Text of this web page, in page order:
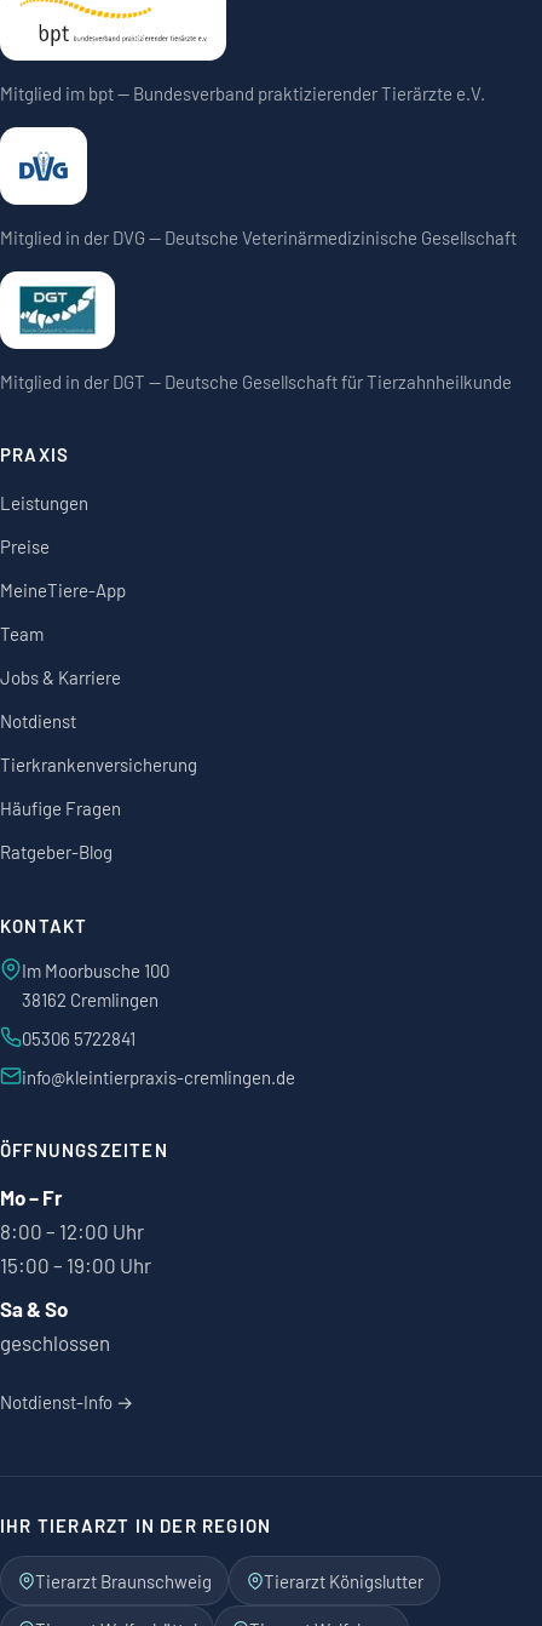
Mitglied im bpt — Bundesverband praktizierender Tierärzte e.V.
Mitglied in der DVG — Deutsche Veterinärmedizinische Gesellschaft
Mitglied in der DGT — Deutsche Gesellschaft für Tierzahnheilkunde
PRAXIS
Leistungen
Preise
MeineTiere-App
Team
Jobs & Karriere
Notdienst
Tierkrankenversicherung
Häufige Fragen
Ratgeber-Blog
KONTAKT
Im Moorbusche 100
38162 Cremlingen
05306 5722841
info@kleintierpraxis-cremlingen.de
ÖFFNUNGSZEITEN
Mo – Fr
8:00 – 12:00 Uhr
15:00 – 19:00 Uhr
Sa & So
geschlossen
Notdienst-Info →
IHR TIERARZT IN DER REGION
Tierarzt Braunschweig Tierarzt Königslutter